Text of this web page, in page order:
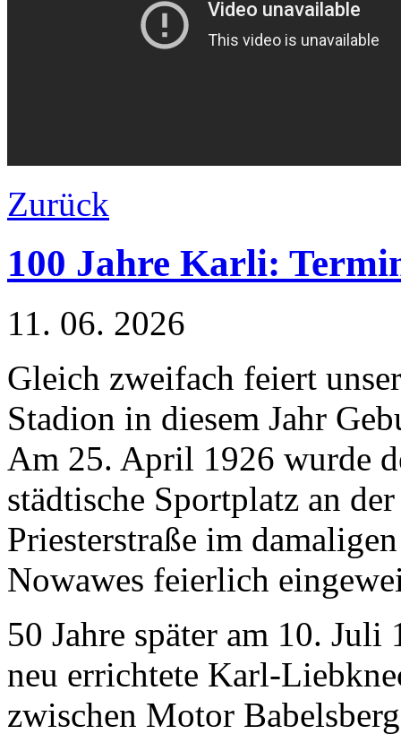
Zurück
100 Jahre Karli:
11. 06. 2026
Gleich zweifach feiert unser
Stadion in diesem Jahr
Am 25. April 1926 wurde
städtische Sportplatz an der
Priesterstraße im damaligen
Nowawes feierlich
50 Jahre später am 10.
neu errichtete Karl-
zwischen Motor